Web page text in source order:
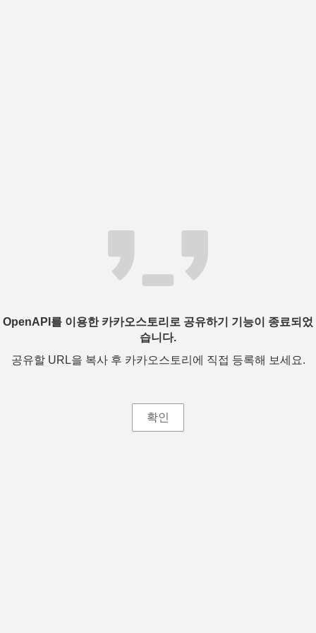
OpenAPI를 이용한 카카오스토리로 공유하기 기능이 종료되었
습니다.
공유할 URL을 복사 후 카카오스토리에 직접 등록해 보세요.
확인